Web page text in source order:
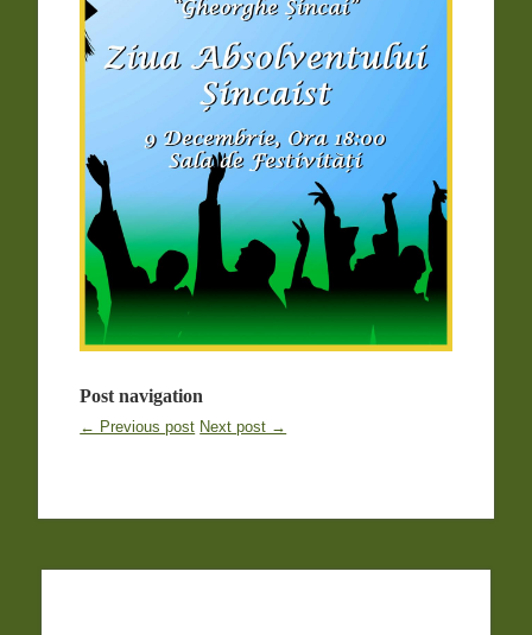
Post navigation
← Previous post Next post →